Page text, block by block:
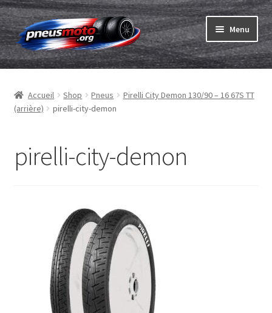
Aller
à
la
navigation
Aller
au
contenu
Menu
Pneus
Ouvrir
menu
Chambres & fonds
Ouvrir
Commander
Accueil Shop Pneus
Pirelli City Demon 130/90 – 16 67S TT
(arrière)
pirelli-city-demon
pirelli-city-demon